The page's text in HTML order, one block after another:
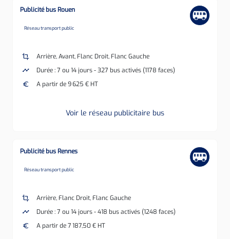
Publicité bus Rouen
none
Réseau transport public
crop
Arrière, Avant, Flanc Droit, Flanc Gauche
timeline
Durée : 7 ou 14 jours - 327 bus activés (1178 faces)
euro
A partir de 9 625 € HT
Voir le réseau publicitaire bus
Publicité bus Rennes
none
Réseau transport public
crop
Arrière, Flanc Droit, Flanc Gauche
timeline
Durée : 7 ou 14 jours - 418 bus activés (1248 faces)
euro
A partir de 7 187,50 € HT